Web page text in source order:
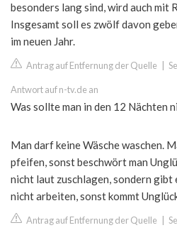
besonders lang sind, wird auch mit
Insgesamt soll es zwölf davon
im neuen Jahr.
Antrag auf Entfernung der Quelle
Antwort auf n-tv.de an
Was sollte man in den 12 Nächten
Man darf keine Wäsche waschen.
pfeifen, sonst beschwört man
nicht laut zuschlagen, sondern
nicht arbeiten, sonst kommt
Antrag auf Entfernung der Quelle